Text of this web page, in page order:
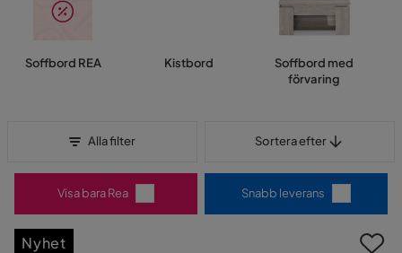
Soffbord REA Kistbord
Soffbord med
förvaring
Alla filter Sortera efter
Visa bara Rea Snabb leverans
Nyhet